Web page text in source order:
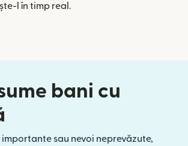
l în timp real.
bani cu
sau nevoi neprevăzute,